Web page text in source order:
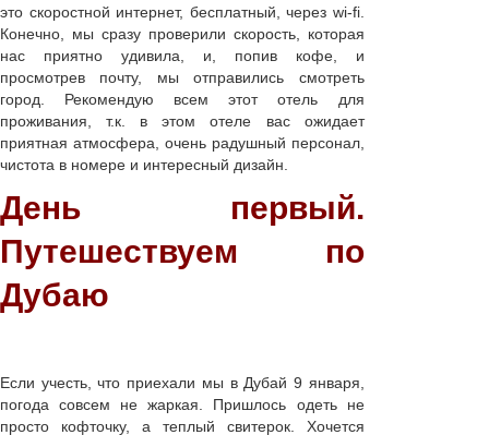
это скоростной интернет, бесплатный, через wi-fi.
Конечно, мы сразу проверили скорость, которая
нас приятно удивила, и, попив кофе, и
просмотрев почту, мы отправились смотреть
город. Рекомендую всем этот отель для
проживания, т.к. в этом отеле вас ожидает
приятная атмосфера, очень радушный персонал,
чистота в номере и интересный дизайн.
День первый.
Путешествуем по
Дубаю
Если учесть, что приехали мы в Дубай 9 января,
погода совсем не жаркая. Пришлось одеть не
просто кофточку, а теплый свитерок. Хочется